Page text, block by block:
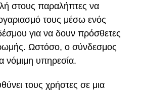
στους παραλήπτες να
τους μέσω ενός
για να δουν πρόσθετες
Ωστόσο, ο σύνδεσμος
νόμιμη υπηρεσία.
τους χρήστες σε μια